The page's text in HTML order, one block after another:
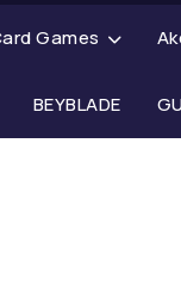
Games
BEYBLADE